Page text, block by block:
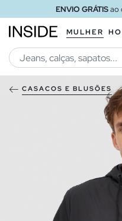
ENVIO GRÁTISao
MULHER
CASACOS E BLUSÕES